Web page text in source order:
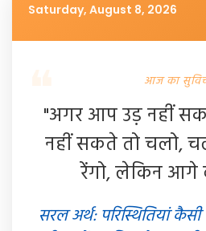
Saturday, August 8, 2026
आज का
"अगर आप उड़ नहीं
नहीं सकते तो चलो,
रेंगो, लेकिन आगे
सरल अर्थ: परिस्थितियां